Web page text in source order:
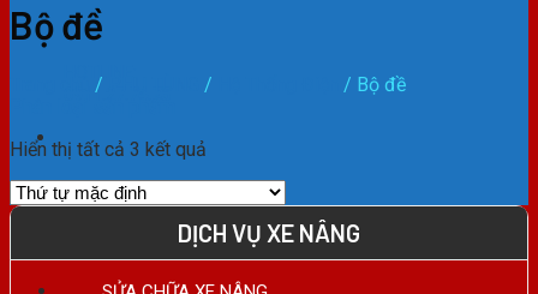
HOTLINE:
0911.27.74.75
Bộ đề
/ / / Bộ đề
Hiển thị tất cả 3 kết quả
DỊCH VỤ XE NÂNG